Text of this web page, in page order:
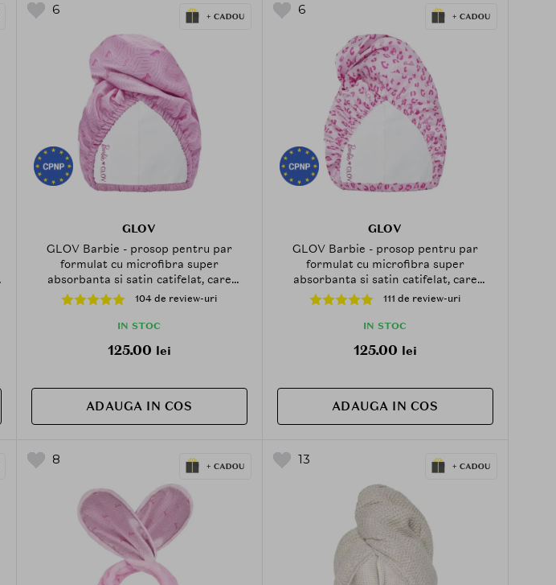
6
GLOV
GLOV Barbie - prosop pentru par
formulat cu microfibra super
absorbanta si satin catifelat, care
contribuie la uscarea parului si la
mentinerea aspectului matasos dupa
dus
104 de review-uri
IN STOC
125.00 lei
ADAUGA IN COS
6
GLOV
GLOV Barbie - prosop pentru par
formulat cu microfibra super
absorbanta si satin catifelat, care
contribuie la absorbtia excesului de
umiditate si la metinerea parului uscat
si matasos dupa dus - Pink
111 de review-uri
IN STOC
125.00 lei
ADAUGA IN COS
8 13